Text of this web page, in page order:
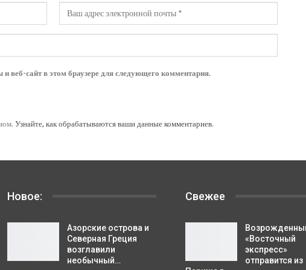
веб-сайт в этом браузере для следующего комментария.
Узнайте, как обрабатываются ваши данные комментариев.
Новое:
Азорские острова и
Северная Греция
возглавили
необычный…
Свежее
«Восточный
экспресс»
отправится из